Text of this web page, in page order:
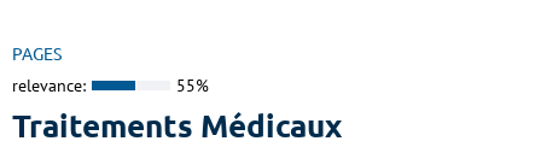
PAGES
relevance: 55%
Traitements Médicaux